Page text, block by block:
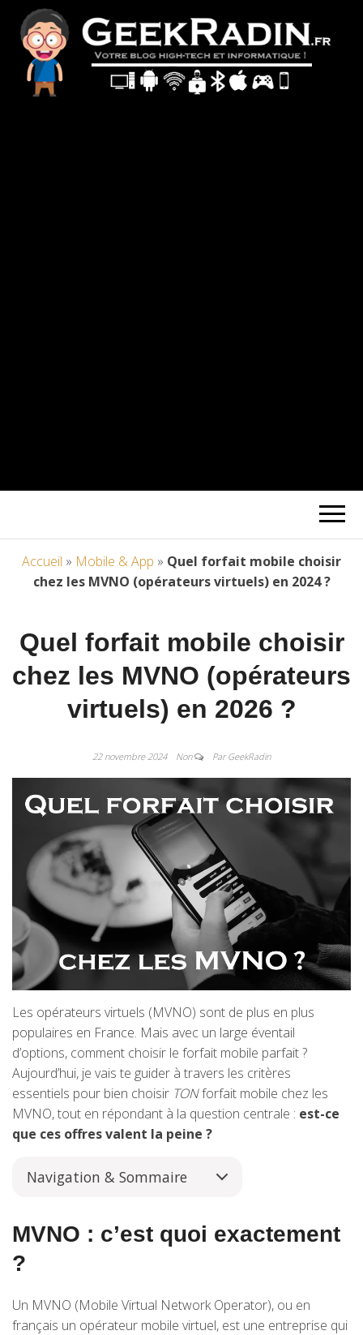
Accueil » Mobile & App » Quel forfait mobile choisir
chez les MVNO (opérateurs virtuels) en 2024 ?
Quel forfait mobile choisir
chez les MVNO (opérateurs
virtuels) en 2026 ?
22 novembre 2024 Non Par GeekRadin
Les opérateurs virtuels (MVNO) sont de plus en plus
populaires en France. Mais avec un large éventail
d’options, comment choisir le forfait mobile parfait ?
Aujourd’hui, je vais te guider à travers les critères
essentiels pour bien choisir TONforfait mobile chez les
MVNO, tout en répondant à la question centrale : est-ce
que ces offres valent la peine ?
Navigation & Sommaire
MVNO : c’est quoi exactement
?
Un MVNO (Mobile Virtual Network Operator), ou en
français un opérateur mobile virtuel, est une entreprise qui